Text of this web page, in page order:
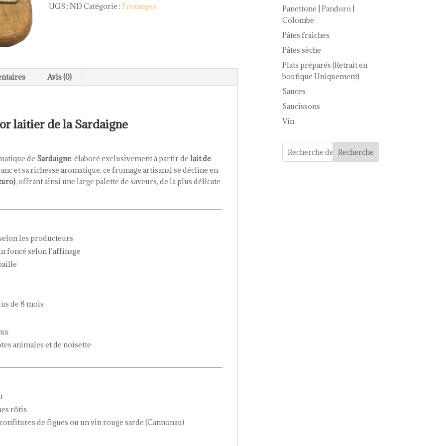
UGS :ND Catégorie :Fromages
Avis (0)
laitier de la Sardaigne
de Sardaigne, élaboré exclusivement à partir delait de
et sa richesse aromatique, ce fromage artisanal se décline en
, offrant ainsi une large palette de saveurs, de la plus délicate
les producteurs
foncé selon l’affinage
de 8 mois
animales et de noisette
rôtis
de figues ou un vin rouge sarde (Cannonau)
Panettone | Pandoro |
Colombe
Pâtes fraîches
Pâtes sèche
Plats préparés (Retrait en
boutique Uniquement)
Sauces
Saucissons
Vin
Recherche